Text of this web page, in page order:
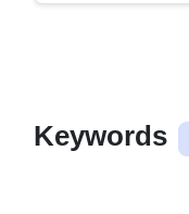
Keywords